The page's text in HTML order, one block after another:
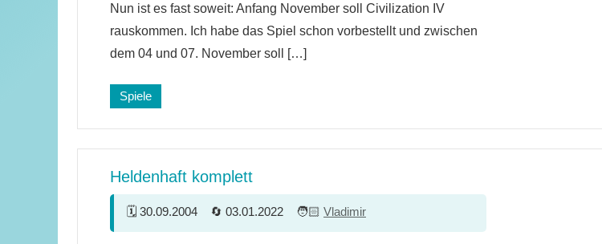
Kommentar
Nun ist es fast soweit: Anfang November soll Civilization IV
rauskommen. Ich habe das Spiel schon vorbestellt und zwischen
dem 04 und 07. November soll […]
Spiele
Heldenhaft komplett
30.09.2004 03.01.2022 Vladimir